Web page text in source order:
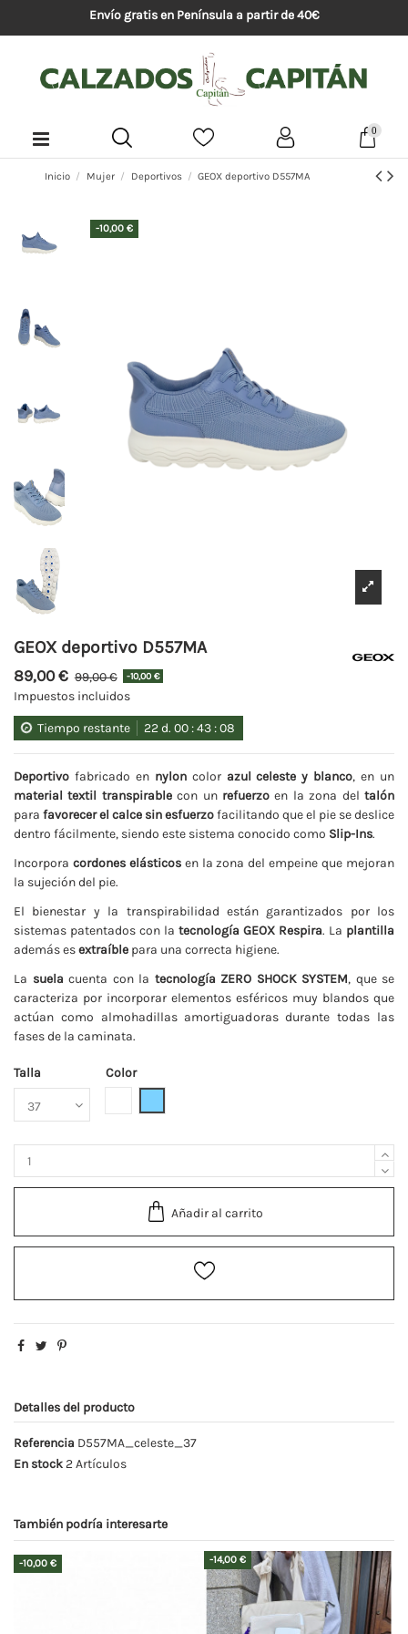
Envío gratis en Península a partir de 40€
0
Inicio Mujer Deportivos GEOX deportivo D557MA
-10,00 €
GEOX deportivo D557MA
89,00 € 99,00 € -10,00 €
Impuestos incluidos
Tiempo restante 22d. 00 :43 :08
Deportivo fabricado en nyloncolor azul celeste y blanco, en un
material textil transpirablecon un refuerzo en la zona deltalón
para favorecer el calce sin esfuerzofacilitando que el pie se deslice
dentro fácilmente, siendo este sistema conocido como Slip-Ins.
Incorpora cordones elásticosen la zona del empeine que mejoran
la sujeción del pie.
El bienestar y la transpirabilidad están garantizados por los
sistemas patentados con la tecnología GEOX Respira. La plantilla
además esextraíble para una correcta higiene.
La suela cuenta con la tecnología ZERO SHOCK SYSTEM, que se
caracteriza por incorporar elementos esféricos muy blandos que
actúan como almohadillas amortiguadoras durante todas las
fases de la caminata.
Talla
Color
Añadir al carrito
Detalles del producto
Referencia D557MA_celeste_37
En stock 2 Artículos
También podría interesarte
-10,00 €